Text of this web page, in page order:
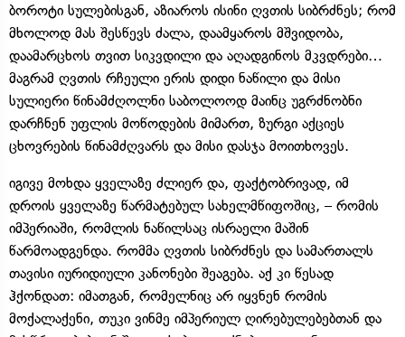
ბოროტი სულებისგან, აზიაროს ისინი ღვთის სიბრძნეს; რომ
მხოლოდ მას შესწევს ძალა, დაამყაროს მშვიდობა,
დაამარცხოს თვით სიკვდილი და აღადგინოს მკვდრები…
მაგრამ ღვთის რჩეული ერის დიდი ნაწილი და მისი
სულიერი წინამძღოლნი საბოლოოდ მაინც უგრძნობნი
დარჩნენ უფლის მოწოდების მიმართ, ზურგი აქციეს
ცხოვრების წინამძღვარს და მისი დასჯა მოითხოვეს.
იგივე მოხდა ყველაზე ძლიერ და, ფაქტობრივად, იმ
დროის ყველაზე წარმატებულ სახელმწიფოშიც, – რომის
იმპერიაში, რომლის ნაწილსაც ისრაელი მაშინ
წარმოადგენდა. რომმა ღვთის სიბრძნეს და სამართალს
თავისი იურიდიული კანონები შეაგება. აქ კი წესად
ჰქონდათ: იმათგან, რომელნიც არ იყვნენ რომის
მოქალაქენი, თუკი ვინმე იმპერიულ ღირებულებებთან და